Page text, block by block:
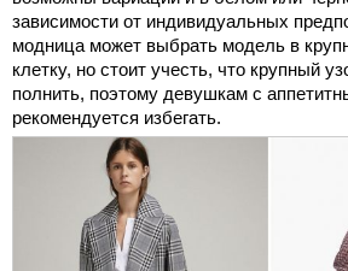
зависимости от индивидуальных
модница может выбрать модель в
клетку, но стоит учесть, что крупный
полнить, поэтому девушкам с
рекомендуется избегать.